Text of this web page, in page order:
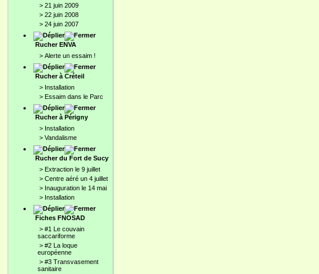
> 21 juin 2009
> 22 juin 2008
> 24 juin 2007
Rucher ENVA
> Alerte un essaim !
Rucher à Créteil
> Installation
> Essaim dans le Parc
Rucher à Périgny
> Installation
> Vandalisme
Rucher du Fort de Sucy
> Extraction le 9 juillet
> Centre aéré un 4 juillet
> Inauguration le 14 mai
> Installation
Fiches FNOSAD
> #1 Le couvain
saccariforme
> #2 La loque
européenne
> #3 Transvasement
sanitaire